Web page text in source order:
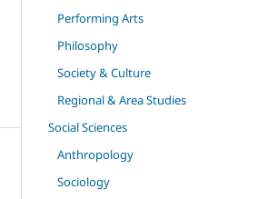
Performing Arts
Philosophy
Society & Culture
Regional & Area Studies
Social Sciences
Anthropology
Sociology